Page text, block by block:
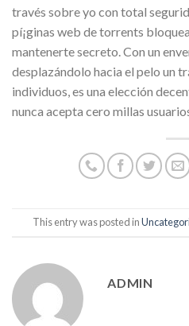
través sobre yo con total
pí¡ginas web de torrents
mantenerte secreto. Con un
desplazándolo hacia el pelo un
individuos, es una elección
nunca acepta cero millas
This entry was posted in
ADMIN